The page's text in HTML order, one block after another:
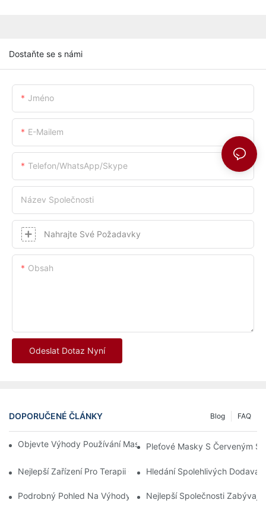
Dostaňte se s námi
Jméno
E-Mailem
Telefon/whatsApp/skype
Název Společnosti
Nahrajte Své Požadavky
Obsah
Odeslat Dotaz Nyní
DOPORUČENÉ ČLÁNKY FAQ
Blog
Objevte Výhody Používání Masky S Červenou Světelnou Terapií
Pleťové Masky S Červeným
Nejlepší Zařízení Pro Terapii Červeným Světlem A
Hledání Spolehlivých
Podrobný Pohled Na Výhody LED Světelné Terapie Obličeje
Nejlepší Společnosti